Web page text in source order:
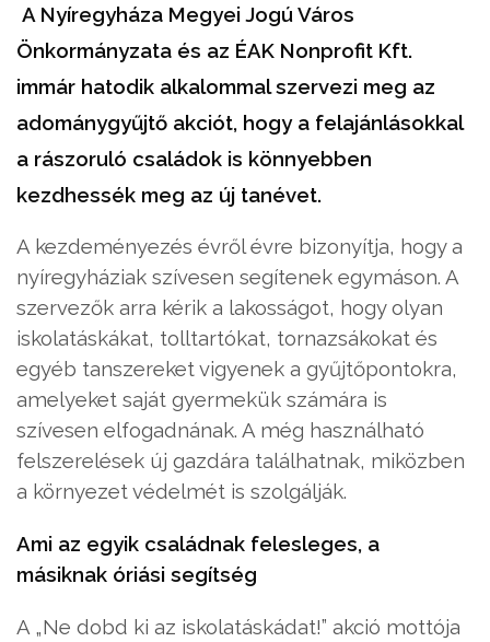
A Nyíregyháza Megyei Jogú Város
Önkormányzata és az ÉAK Nonprofit Kft.
immár hatodik alkalommal szervezi meg az
adománygyűjtő akciót, hogy a felajánlásokkal
a rászoruló családok is könnyebben
kezdhessék meg az új tanévet.
A kezdeményezés évről évre bizonyítja, hogy a
nyíregyháziak szívesen segítenek egymáson. A
szervezők arra kérik a lakosságot, hogy olyan
iskolatáskákat, tolltartókat, tornazsákokat és
egyéb tanszereket vigyenek a gyűjtőpontokra,
amelyeket saját gyermekük számára is
szívesen elfogadnának. A még használható
felszerelések új gazdára találhatnak, miközben
a környezet védelmét is szolgálják.
Ami az egyik családnak felesleges, a
másiknak óriási segítség
A „Ne dobd ki az iskolatáskádat!” akció mottója